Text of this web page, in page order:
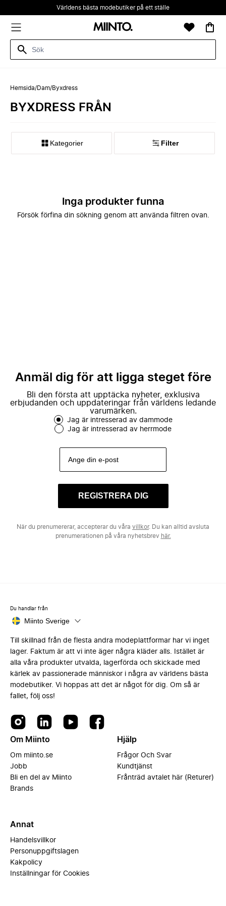
Världens bästa modebutiker på ett ställe
Hemsida/Dam/Byxdress
BYXDRESS FRÅN
Kategorier Filter
Inga produkter funna
Försök förfina din sökning genom att använda filtren ovan.
Anmäl dig för att ligga steget före
Bli den första att upptäcka nyheter, exklusiva
erbjudanden och uppdateringar från världens ledande
varumärken.
Jag är intresserad av dammode
Jag är intresserad av herrmode
REGISTRERA DIG
När du prenumererar, accepterar du våra villkor. Du kan alltid avsluta
prenumerationen på våra nyhetsbrev här.
Du handlar från
Miinto Sverige
Till skillnad från de flesta andra modeplattformar har vi inget
lager. Faktum är att vi inte äger några kläder alls. Istället är
alla våra produkter utvalda, lagerförda och skickade med
kärlek av passionerade människor i några av världens bästa
modebutiker. Vi hoppas att det är något för dig. Om så är
fallet, följ oss!
Om Miinto
Om miinto.se
Jobb
Bli en del av Miinto
Brands
Hjälp
Frågor Och Svar
Kundtjänst
Frånträd avtalet här (Returer)
Annat
Handelsvillkor
Personuppgiftslagen
Kakpolicy
Inställningar för Cookies